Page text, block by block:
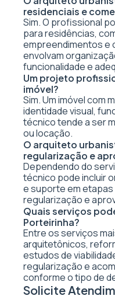
residenciais e
Sim. O profissional
para residências,
empreendimentos e
envolvam
funcionalidade e
Um projeto
imóvel?
Sim. Um imóvel com
identidade visual,
técnico tende a ser
ou locação.
O arquiteto
regularização e
Dependendo do
técnico pode incluir
e suporte em etapas
regularização e
Quais serviços
Porteirinha?
Entre os serviços
arquitetônicos,
estudos de
regularização e
conforme o tipo de
Solicite